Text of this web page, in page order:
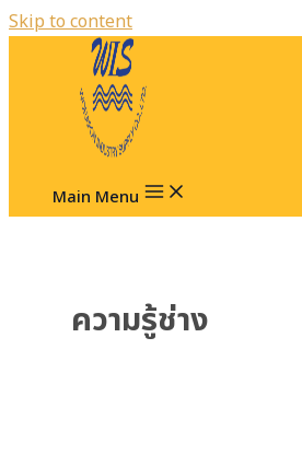
Skip to content
Main Menu
ความรู้ช่าง